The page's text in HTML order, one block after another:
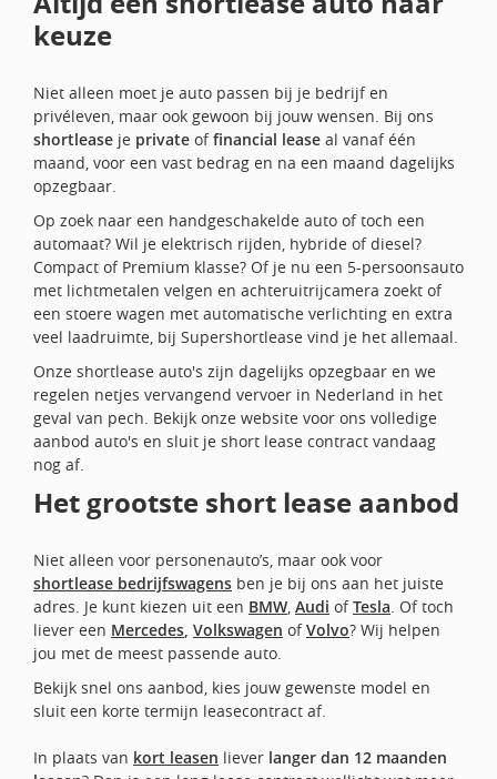
keuze
Niet alleen moet je auto passen bij je bedrijf en
privéleven, maar ook gewoon bij jouw wensen. Bij ons
shortlease je private offinancial lease al vanaf één
maand, voor een vast bedrag en na een maand dagelijks
opzegbaar.
Op zoek naar een handgeschakelde auto of toch een
automaat? Wil je elektrisch rijden, hybride of diesel?
Compact of Premium klasse? Of je nu een 5-persoonsauto
met lichtmetalen velgen en achteruitrijcamera zoekt of
een stoere wagen met automatische verlichting en extra
veel laadruimte, bij Supershortlease vind je het allemaal.
Onze shortlease auto's zijn dagelijks opzegbaar en we
regelen netjes vervangend vervoer in Nederland in het
geval van pech. Bekijk onze website voor ons volledige
aanbod auto's en sluit je short lease contract vandaag
nog af.
Het grootste short lease aanbod
Niet alleen voor personenauto’s, maar ook voor
shortlease bedrijfswagens ben je bij ons aan het juiste
adres. Je kunt kiezen uit een BMW Audi ofTesla . Of toch
liever een Mercedes Volkswagen ofVolvo? Wij helpen
jou met de meest passende auto.
Bekijk snel ons aanbod, kies jouw gewenste model en
sluit een korte termijn leasecontract af.
In plaats van kort leasen liever langer dan 12 maanden